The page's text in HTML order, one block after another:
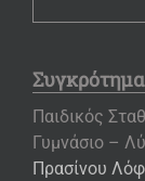
Παιδικός
Γυμνάσιο –
Πρασίνου